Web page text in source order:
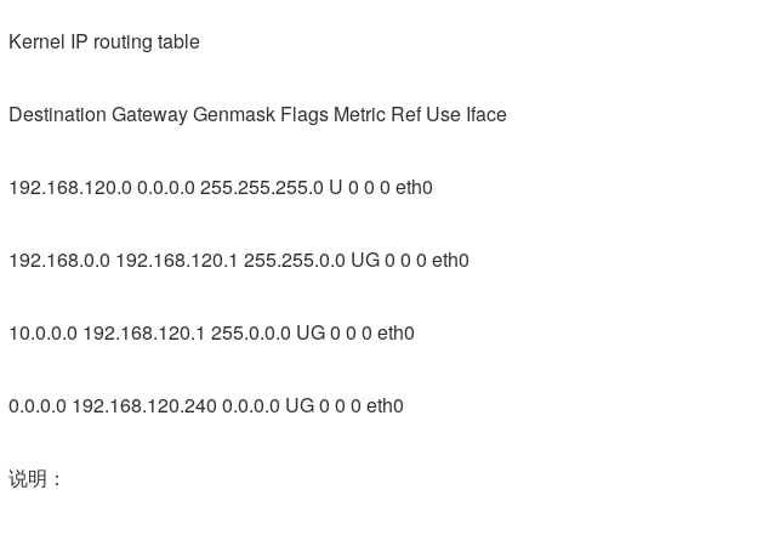
Kernel IP routing table
Destination Gateway Genmask Flags Metric Ref Use Iface
192.168.120.0 0.0.0.0 255.255.255.0 U 0 0 0 eth0
192.168.0.0 192.168.120.1 255.255.0.0 UG 0 0 0 eth0
10.0.0.0 192.168.120.1 255.0.0.0 UG 0 0 0 eth0
0.0.0.0 192.168.120.240 0.0.0.0 UG 0 0 0 eth0
说明：